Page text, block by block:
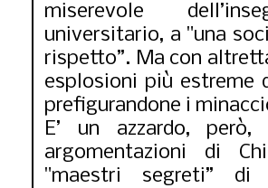
miserevole
universitario, a "una
rispetto”. Ma con
esplosioni più estreme
prefigurandone i
E’ un azzardo,
argomentazioni di
"maestri segreti” di